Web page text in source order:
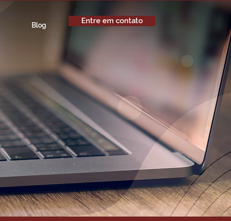
Blog Entre em contato